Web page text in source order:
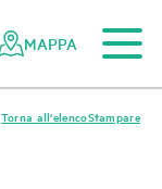
MAPPA
Stampare
Torna all'elenco